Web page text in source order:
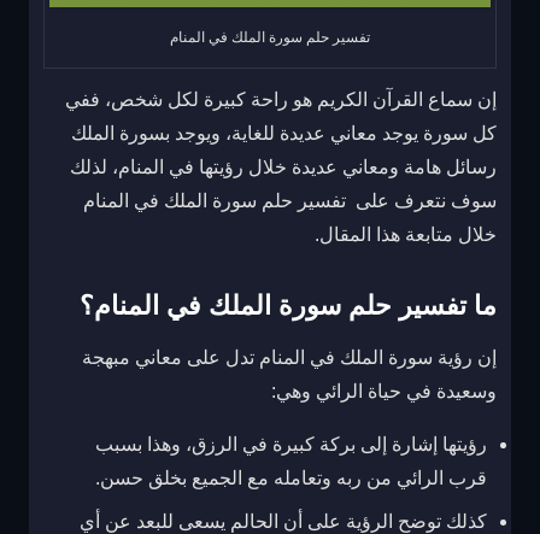
تفسير حلم سورة الملك في المنام
إن سماع القرآن الكريم هو راحة كبيرة لكل شخص، ففي
كل سورة يوجد معاني عديدة للغاية، ويوجد بسورة الملك
رسائل هامة ومعاني عديدة خلال رؤيتها في المنام، لذلك
سوف نتعرف على تفسير حلم سورة الملك في المنام
خلال متابعة هذا المقال.
ما تفسير حلم سورة الملك في المنام؟
إن رؤية سورة الملك في المنام تدل على معاني مبهجة
وسعيدة في حياة الرائي وهي:
رؤيتها إشارة إلى بركة كبيرة في الرزق، وهذا بسبب
قرب الرائي من ربه وتعامله مع الجميع بخلق حسن.
كذلك توضح الرؤية على أن الحالم يسعى للبعد عن أي